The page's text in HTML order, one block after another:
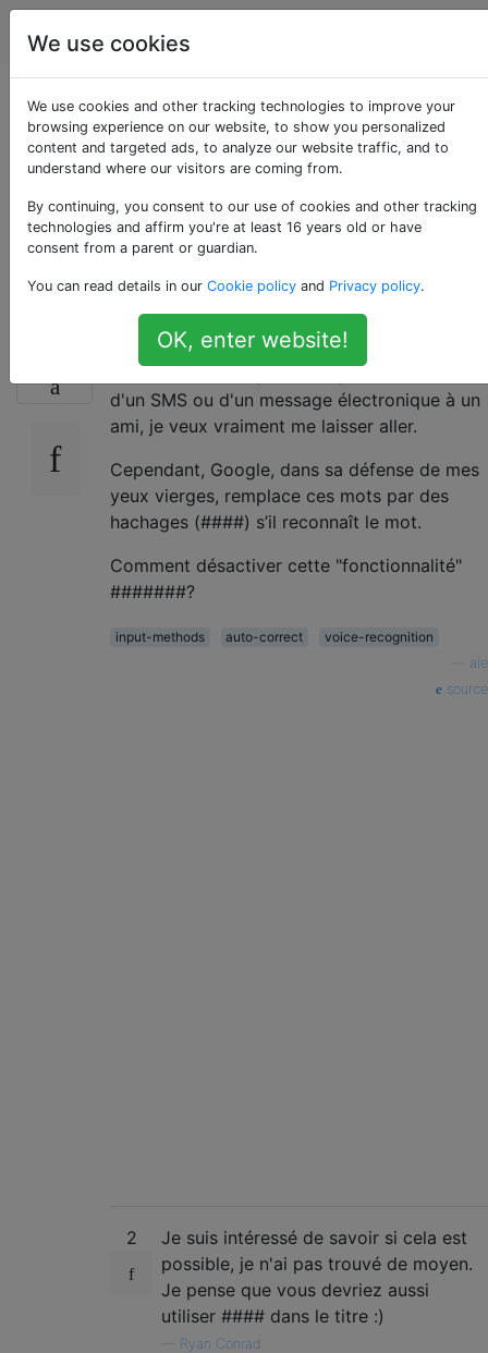
Android
Comment le f * &%
pour empêcher la
synthèse vocale de
blâmer?
La fonctionnalité de synthèse vocale est très
utile, mais de temps en temps, lors de l'envoi
d'un SMS ou d'un message électronique à un
ami, je veux vraiment me laisser aller.
Cependant, Google, dans sa défense de mes
yeux vierges, remplace ces mots par des
hachages (####) s’il reconnaît le mot.
Comment désactiver cette "fonctionnalité"
#######?
input-methods auto-correct
voice-recognition
ale
source
2
Je suis intéressé de savoir si cela est
possible, je n'ai pas trouvé de moyen.
Je pense que vous devriez aussi
utiliser #### dans le titre :)
Ryan Conrad
We use cookies
We use cookies and other tracking technologies to improve your
browsing experience on our website, to show you personalized
content and targeted ads, to analyze our website traffic, and to
understand where our visitors are coming from.
By continuing, you consent to our use of cookies and other tracking
technologies and affirm you're at least 16 years old or have
consent from a parent or guardian.
You can read details in our Cookie policy and Privacy policy.
OK, enter website!